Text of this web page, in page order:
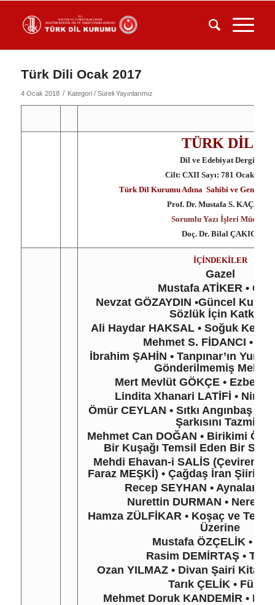
Türk Dili Ocak 2017
4 Ocak 2018 / Kategori / Süreli Yayınlarımız
TÜRK DİLİ
Dil ve Edebiyat Dergisi
Cilt: CXII Sayı: 781 Ocak 2017
Türk Dil Kurumu Adına Sahibi ve Genel
Prof. Dr. Mustafa S. KAÇALİN
Sorumlu Yazı İşleri Müdürü
Doç. Dr. Bilal ÇAKICI
İÇİNDEKİLER
Gazel
Mustafa ATİKER•
Nevzat GÖZAYDIN •Güncel
Sözlük İçin Katkılar
Ali Haydar HAKSAL •Soğuk
Mehmet S. FİDANCI •
İbrahim ŞAHİN • Tanpınar’ın
Gönderilmemiş
Mert Mevlüt GÖKÇE•
Lindita Xhanari LATİFİ •
Ömür CEYLAN •Sıtkı Angınbaş ve
Şarkısını Tazmin
Mehmet Can DOĞAN • Birikimi
Bir Kuşağı Temsil Eden Bir
Mehdi Ehavan-i SALİS(Çevirenler;
Faraz MEŞKİ) •Çağdaş İran
Recep SEYHAN •Aynalar ve
Nurettin DURMAN • Nereye
Hamza ZÜLFİKAR • Koşaç ve
Üzerine
Mustafa ÖZÇELİK•
Rasim DEMİRTAŞ•
Ozan YILMAZ•Divan Şairi Kitap
Tarık ÇELİK• Fünye
Mehmet Doruk KANDEMİR •